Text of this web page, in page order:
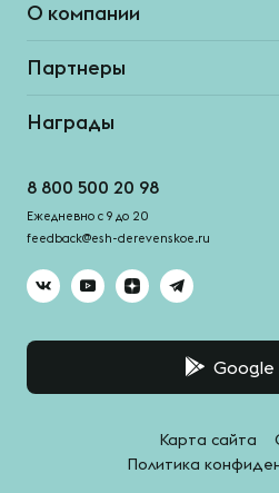
О компании
Партнеры
Награды
8 800 500 20 98
Ежедневно с 9 до 20
feedback@esh-derevenskoe.ru
Google
Карта сайта
Политика